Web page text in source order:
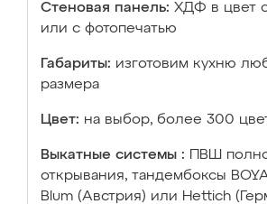
Стеновая панель: ХДФ в цвет
или с фотопечатью
Габариты: изготовим кухню
размера
Цвет: на выбор, более 300
Выкатные системы :
ПВШ
открывания, тандембоксы
Blum (Австрия) или Hettich